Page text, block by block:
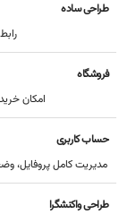
طراحی ساده
فروشگاه
امکان
حساب کاربری
مدیریت کامل پروفایل،
طراحی واکنشگرا